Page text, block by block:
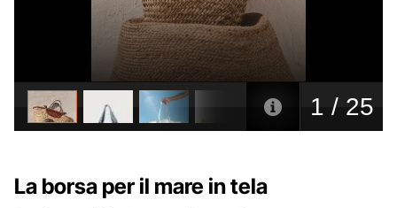
La borsa per il mare in tela